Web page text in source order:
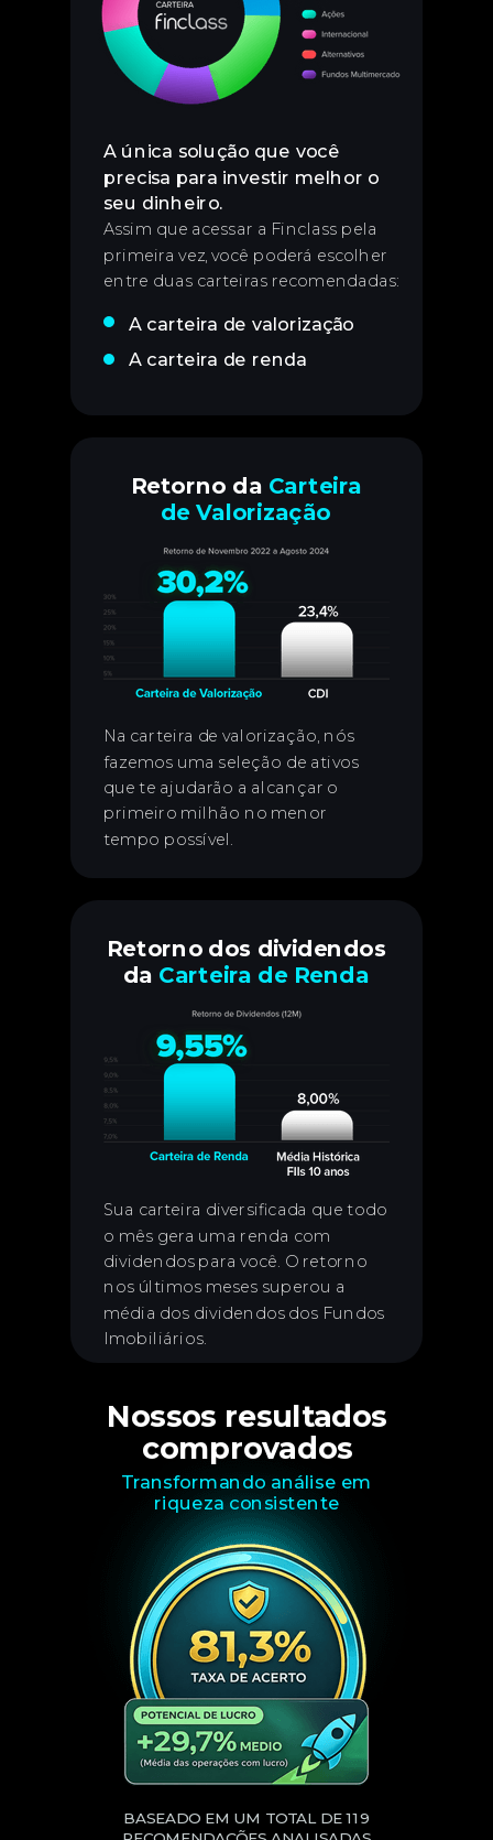
Assim que acessar a Finclass pela
primeira vez, você poderá escolher
entre duas carteiras recomendadas:
A única solução que você
precisa para investir melhor o
seu dinheiro.
A carteira de valorização
A carteira de renda
Na carteira de valorização, nós
fazemos uma seleção de ativos
que te ajudarão a alcançar o
primeiro milhão no menor
tempo possível.
Retorno da Carteira
de Valorização
Sua carteira diversificada que todo
o mês gera uma renda com
dividendos para você. O retorno
nos últimos meses superou a
média dos dividendos dos Fundos
Imobiliários.
Retorno dos dividendos
da Carteira de Renda
Nossos resultados
comprovados
Transformando análise em
riqueza consistente
BASEADO EM UM TOTAL DE 119